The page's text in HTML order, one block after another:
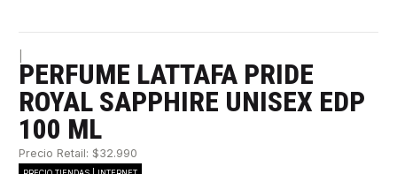
PERFUME LATTAFA PRIDE
ROYAL SAPPHIRE UNISEX EDP
100 ML
Precio Retail: $32.990